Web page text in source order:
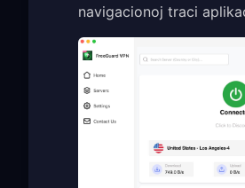
navigacionoj traci